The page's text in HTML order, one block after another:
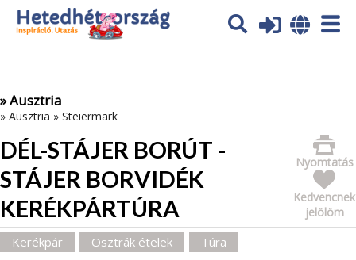
Az oldal sütiket (cookies) használ. További tájékoztatás itt:
Adatvédelmi tájékoztató
» Ausztria
» Ausztria » Steiermark
DÉL-STÁJER BORÚT -
STÁJER BORVIDÉK
KERÉKPÁRTÚRA
Nyomtatás
Kedvencnek
jelölöm
Kerékpár Osztrák ételek Túra